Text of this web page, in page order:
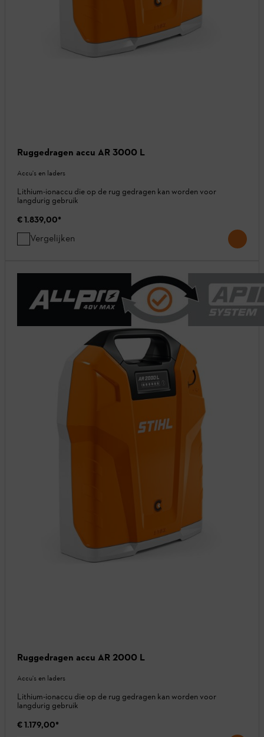
Ruggedragen accu AR 3000 L
Accu's en laders
Lithium-ionaccu die op de rug gedragen kan worden voor
langdurig gebruik
€ 1.839,00*
Vergelijken
Ruggedragen accu AR 2000 L
Accu's en laders
Lithium-ionaccu die op de rug gedragen kan worden voor
langdurig gebruik
€ 1.179,00*